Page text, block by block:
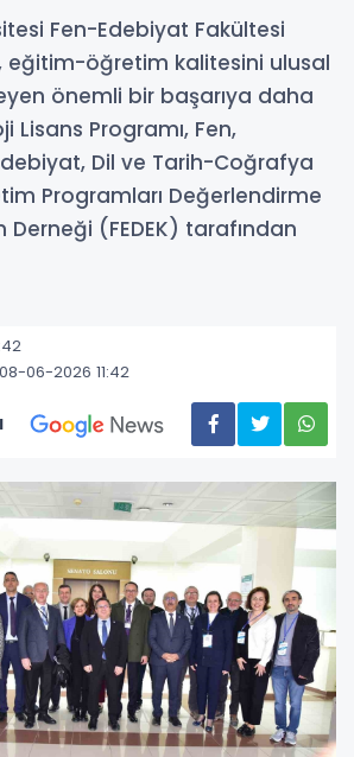
Fen-Edebiyat Fakültesi
eğitim-öğretim kalitesini ulusal
önemli bir başarıya daha
Lisans Programı, Fen,
Dil ve Tarih-Coğrafya
Programları Değerlendirme
(FEDEK) tarafından
06-2026 11:42